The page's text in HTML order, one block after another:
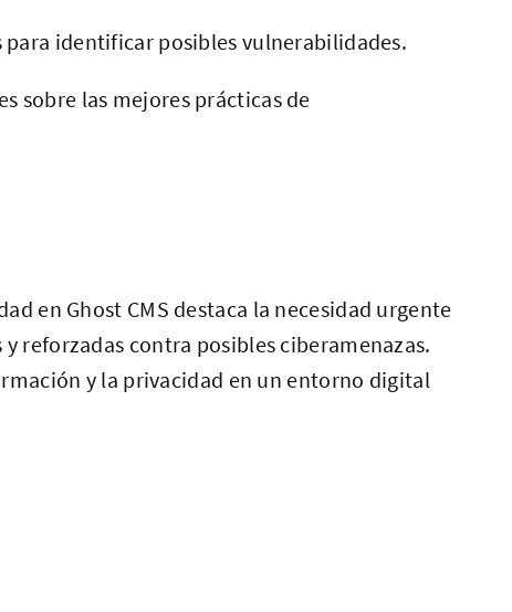
identificar posibles vulnerabilidades.
sobre las mejores prácticas de
en Ghost CMS destaca la necesidad urgente
reforzadas contra posibles ciberamenazas.
y la privacidad en un entorno digital